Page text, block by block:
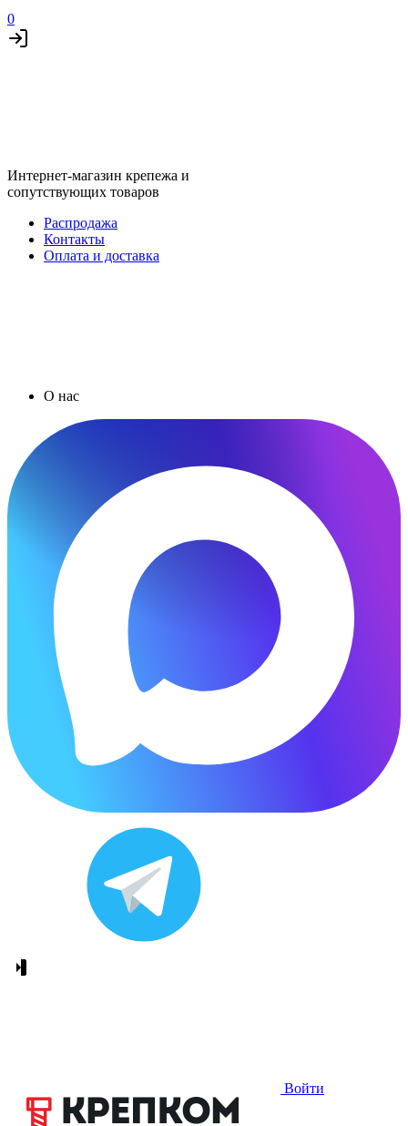
0
Интернет-магазин крепежа и
сопутствующих товаров
Распродажа
Контакты
Оплата и доставка
О нас
Войти